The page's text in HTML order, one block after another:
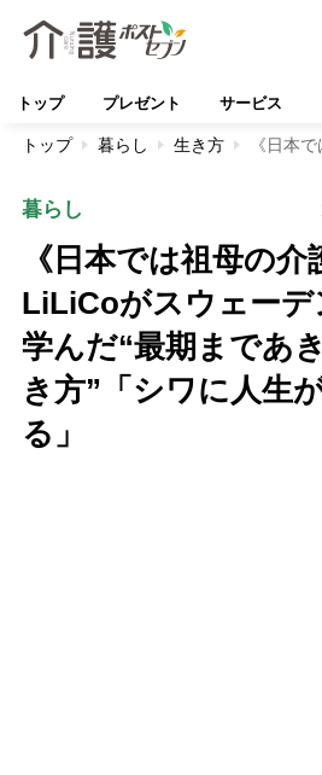
トップ プレゼント サービス
トップ 暮らし 生き方 《日本
暮らし
《日本では祖母の介
LiLiCoがスウェーデ
学んだ“最期まであ
き方”「シワに人生
る」